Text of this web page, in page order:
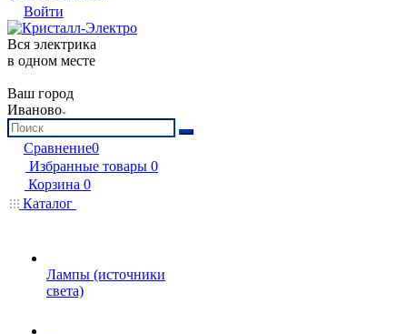
Войти
Вся электрика
в одном месте
Ваш город
Иваново
Сравнение0
Избранные товары 0
Корзина 0
Каталог
Лампы (источники
света)